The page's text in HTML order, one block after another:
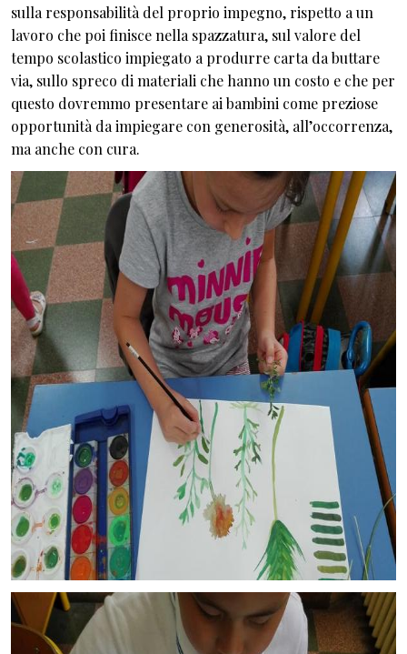
sulla responsabilità del proprio impegno, rispetto a un
lavoro che poi finisce nella spazzatura, sul valore del
tempo scolastico impiegato a produrre carta da buttare
via, sullo spreco di materiali che hanno un costo e che per
questo dovremmo presentare ai bambini come preziose
opportunità da impiegare con generosità, all’occorrenza,
ma anche con cura.